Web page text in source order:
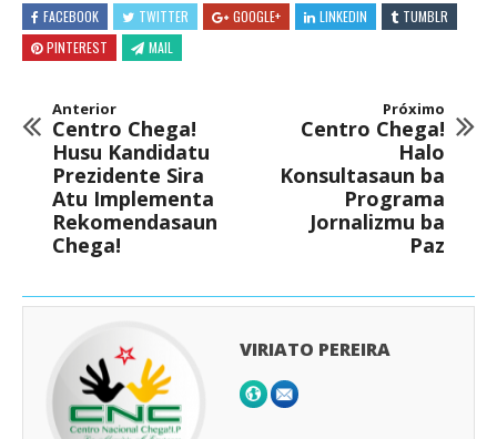
FACEBOOK TWITTER GOOGLE+ LINKEDIN
TUMBLR
PINTEREST
MAIL
Anterior
Centro Chega!
Husu Kandidatu
Prezidente Sira
Atu Implementa
Rekomendasaun
Chega!
Próximo
Centro Chega!
Halo
Konsultasaun ba
Programa
Jornalizmu ba
Paz
VIRIATO PEREIRA